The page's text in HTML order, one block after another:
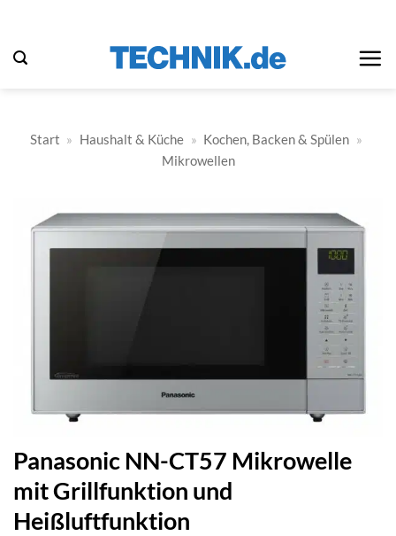
springen
Start » Haushalt & Küche » Kochen, Backen & Spülen »
Mikrowellen
Panasonic NN-CT57 Mikrowelle
mit Grillfunktion und
Heißluftfunktion